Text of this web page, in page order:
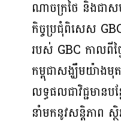
ណាចក្រថៃ និងជាស
កិច្ចប្រជុំពិសេស
របស់ GBC កាលពី
កម្ពុជាសង្ឃឹមយ៉ាងមុ
លទ្ធផលជាវិជ្ជមាន
នាំមកនូវសន្តិភាព